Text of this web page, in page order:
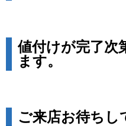
値付けが完了次
ます。
ご来店お待ちし